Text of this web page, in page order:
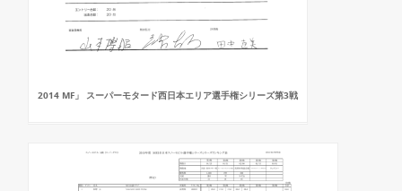
2014 MF」 スーパーモタード西日本エリア選手権シリーズ第3戦